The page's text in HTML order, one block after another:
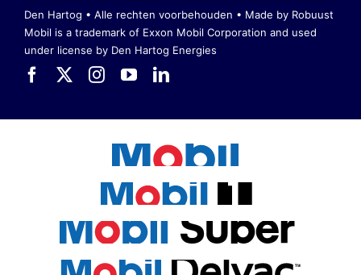
Den Hartog • Alle rechten voorbehouden • Made by Robuust
Mobil is a trademark of Exxon Mobil Corporation and used
under license by Den Hartog Energies